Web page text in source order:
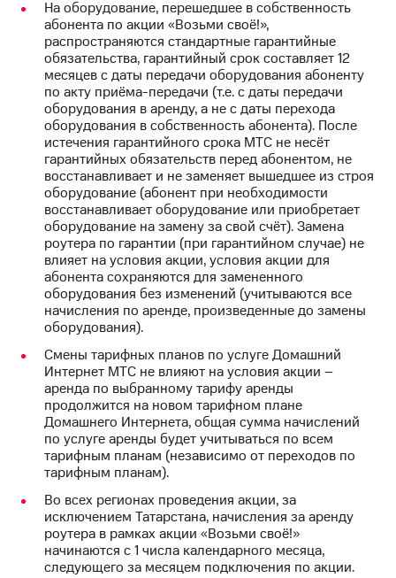
Кино,
музыка,
книги
и не
только
Безопасность
Финансы
Детям
и родителям
Здоровье
и фитнес
Приложения
от МТС
Акции
Приложения
КИОН
КИОН
Музыка
КИОН
Live
Гудок
КИОН
Строки
Live
Гудок
Мой
МТС
Все
приложения
Инвестиции
Получайте
доход
онлайн
Страхование
Покупка
полисов
онлайн
Скидка 30%
на связь
С картой
МТС
Деньги
МТС
Накопления
На оборудование, перешедшее в собственность
абонента по акции «Возьми своё!»,
распространяются стандартные гарантийные
обязательства, гарантийный срок составляет 12
месяцев с даты передачи оборудования абоненту
по акту приёма-передачи (т.е. с даты передачи
оборудования в аренду, а не с даты перехода
оборудования в собственность абонента). После
истечения гарантийного срока МТС не несёт
гарантийных обязательств перед абонентом, не
восстанавливает и не заменяет вышедшее из строя
оборудование (абонент при необходимости
восстанавливает оборудование или приобретает
оборудование на замену за свой счёт). Замена
роутера по гарантии (при гарантийном случае) не
влияет на условия акции, условия акции для
абонента сохраняются для замененного
оборудования без изменений (учитываются все
начисления по аренде, произведенные до замены
оборудования).
Смены тарифных планов по услуге Домашний
Интернет МТС не влияют на условия акции –
аренда по выбранному тарифу аренды
продолжится на новом тарифном плане
Домашнего Интернета, общая сумма начислений
по услуге аренды будет учитываться по всем
тарифным планам (независимо от переходов по
тарифным планам).
Во всех регионах проведения акции, за
исключением Татарстана, начисления за аренду
роутера в рамках акции «Возьми своё!»
начинаются с 1 числа календарного месяца,
следующего за месяцем подключения по акции.